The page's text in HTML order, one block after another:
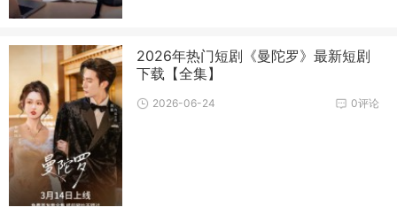
2026年热门短剧《曼陀罗》最新短剧
下载【全集】
0评论
2026-06-24